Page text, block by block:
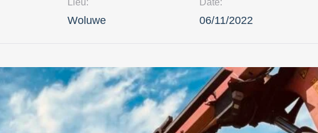
Lieu:
Woluwe
Date:
06/11/2022